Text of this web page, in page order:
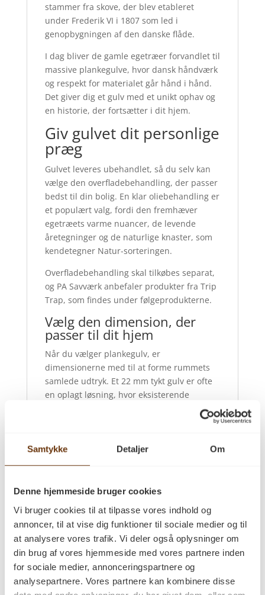
Samtykke Detaljer Om
Denne hjemmeside bruger cookies
Vi bruger cookies til at tilpasse vores indhold og
annoncer, til at vise dig funktioner til sociale medier og til
at analysere vores trafik. Vi deler også oplysninger om
din brug af vores hjemmeside med vores partnere inden
for sociale medier, annonceringspartnere og
analysepartnere. Vores partnere kan kombinere disse
stammer fra skove, der blev etableret
under Frederik VI i 1807 som led i
genopbygningen af den danske flåde.
I dag bliver de gamle egetræer forvandlet til
massive plankegulve, hvor dansk håndværk
og respekt for materialet går hånd i hånd.
Det giver dig et gulv med et unikt ophav og
en historie, der fortsætter i dit hjem.
Giv gulvet dit personlige
præg
Gulvet leveres ubehandlet, så du selv kan
vælge den overfladebehandling, der passer
bedst til din bolig. En klar oliebehandling er
et populært valg, fordi den fremhæver
egetræets varme nuancer, de levende
åretegninger og de naturlige knaster, som
kendetegner Natur-sorteringen.
Overfladebehandling skal tilkøbes separat,
og PA Savværk anbefaler produkter fra Trip
Trap, som findes under følgeprodukterne.
Vælg den dimension, der
passer til dit hjem
Når du vælger plankegulv, er
dimensionerne med til at forme rummets
samlede udtryk. Et 22 mm tykt gulv er ofte
en oplagt løsning, hvor eksisterende
konstruktionsforhold spiller ind, samtidig
med at den massive opbygning sikrer et
gennem årene.
give mindre rum et harmonisk udtryk, mens
bredere planker ofte understreger
rummets størrelse. Den rigtige løsning
afhænger både af boligen og af den
stemning, du ønsker at skabe.
Oplev forskellen hos PA